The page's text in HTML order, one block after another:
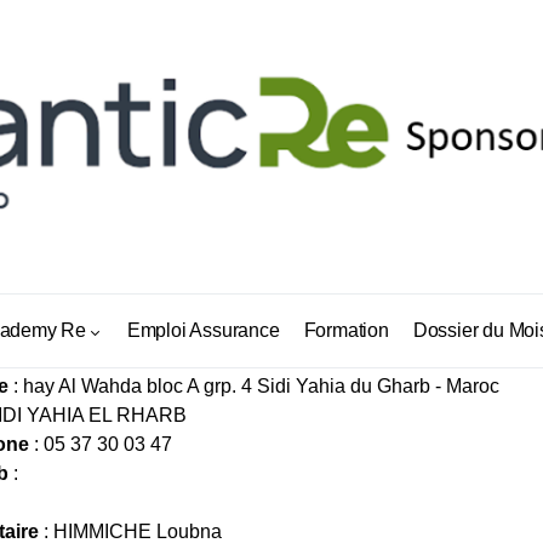
Re Emploi Assurance Formation Dossier du
HIMMICHE
: hay Al Wahda bloc A grp. 4 Sidi Yahia du Gharb - Maroc
YAHIA EL RHARB
: 05 37 30 03 47
:
: HIMMICHE Loubna